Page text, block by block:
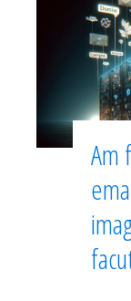
Am